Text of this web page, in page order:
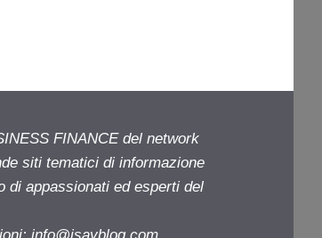
FINANCE del network
siti tematici di informazione
di appassionati ed esperti del